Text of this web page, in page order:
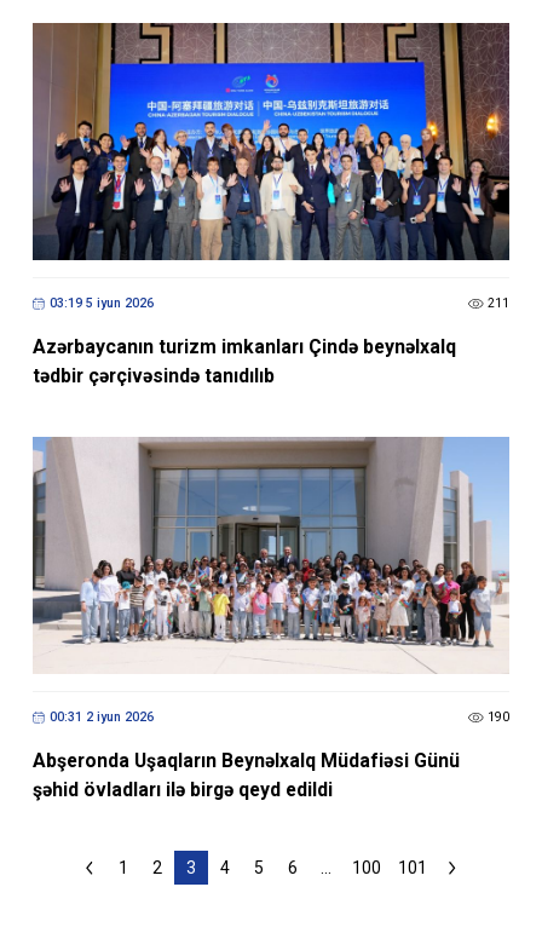
03:19 5 iyun 2026 211
Azərbaycanın turizm imkanları Çində beynəlxalq
tədbir çərçivəsində tanıdılıb
00:31 2 iyun 2026 190
Abşeronda Uşaqların Beynəlxalq Müdafiəsi Günü
şəhid övladları ilə birgə qeyd edildi
1 2 3 4 5 6 ... 100 101